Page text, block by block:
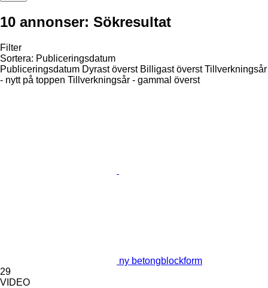
10 annonser: Sökresultat
Filter
Sortera: Publiceringsdatum
Publiceringsdatum Dyrast överst Billigast överst Tillverkningsår
- nytt på toppen Tillverkningsår - gammal överst
ny betongblockform
29
VIDEO